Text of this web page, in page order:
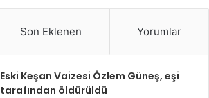
Son Eklenen Yorumlar
Eski Keşan Vaizesi Özlem Güneş, eşi
tarafından öldürüldü